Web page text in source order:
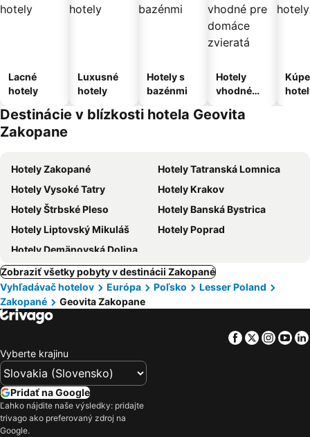
Lacné
hotely
Luxusné
hotely
Hotely s
bazénmi
Hotely
vhodné
domáce
Destinácie v blízkosti hotela Geovita
Zakopane
Hotely Zakopané
Hotely Tatranská Lomnica
Hotely Vysoké Tatry
Hotely Krakov
Hotely Štrbské Pleso
Hotely Banská Bystrica
Hotely Liptovský Mikuláš
Hotely Poprad
Hotely Demänovská Dolina
Zobraziť všetky pobyty v destinácii Zakopané
Vyhľadávač hotelov
Európa Poľsko
Lesser Poland
Zakopané
Geovita Zakopane
Facebook
Twitter
Vyberte krajinu
Pridať na Google
Ľahko nájdite naše výsledky: pridajte
trivago ako preferovaný zdroj na
Google.